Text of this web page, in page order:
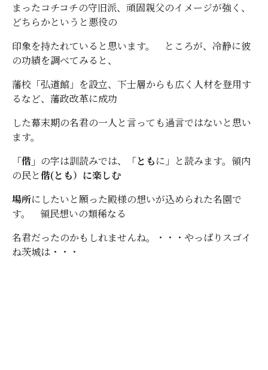
まったコチコチの守旧派、頑固親父のイメージが強く、
どちらかというと悪役の
印象を持たれていると思います。 ところが、冷静に彼
の功績を調べてみると、
藩校「弘道館」を設立、下士層からも広く人材を登用す
るなど、藩政改革に成功
した幕末期の名君の一人と言っても過言ではないと思い
ます。
「偕」 の字は訓読みでは、 「ともに」と読みます。領内
の民と偕(とも）に楽しむ
場所にしたいと願った殿様の想いが込められた名園で
す。 領民想いの類稀なる
名君だったのかもしれませんね。・・・やっぱりスゴイ
ね茨城は・・・